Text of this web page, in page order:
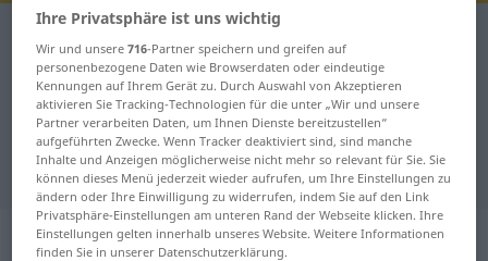
Deutsch-Kroatisch Übersetzung für
"Stier"
"Stier" Kroatisch Übersetzung
„Stier“: Maskulinum
Ihre Privatsphäre ist uns wichtig
Wir und unsere716-Partner speichern und greifen auf
personenbezogene Daten wie Browserdaten oder eindeutige
Kennungen auf Ihrem Gerät zu. Durch Auswahl von Akzeptieren
aktivieren Sie Tracking-Technologien für die unter „Wir und unsere
Partner verarbeiten Daten, um Ihnen Dienste bereitzustellen“
aufgeführten Zwecke. Wenn Tracker deaktiviert sind, sind manche
Inhalte und Anzeigen möglicherweise nicht mehr so relevant für Sie. Sie
können dieses Menü jederzeit wieder aufrufen, um Ihre Einstellungen zu
ändern oder Ihre Einwilligung zu widerrufen, indem Sie auf den Link
Privatsphäre-Einstellungen am unteren Rand der Webseite klicken. Ihre
Einstellungen gelten innerhalb unseres Website. Weitere Informationen
finden Sie in unserer Datenschutzerklärung.